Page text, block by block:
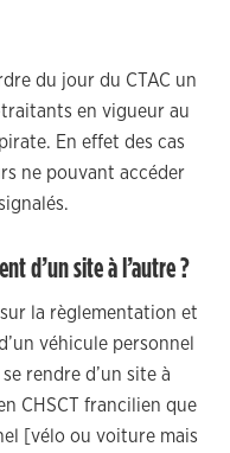
du jour du CTAC un
en vigueur au
En effet des cas
ne pouvant accéder
d’un site à l’autre ?
sur la règlementation et
véhicule personnel
rendre d’un site à
CHSCT francilien que
[vélo ou voiture mais